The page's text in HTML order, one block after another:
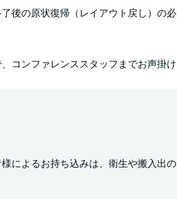
後の原状復帰（レイアウト戻し）の必
コンファレンススタッフまでお声掛け
によるお持ち込みは、衛生や搬入出の